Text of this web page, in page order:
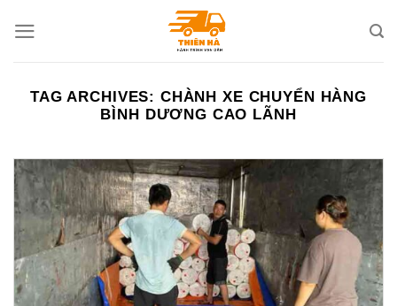
TAG ARCHIVES: CHÀNH XE CHUYỂN HÀNG
BÌNH DƯƠNG CAO LÃNH